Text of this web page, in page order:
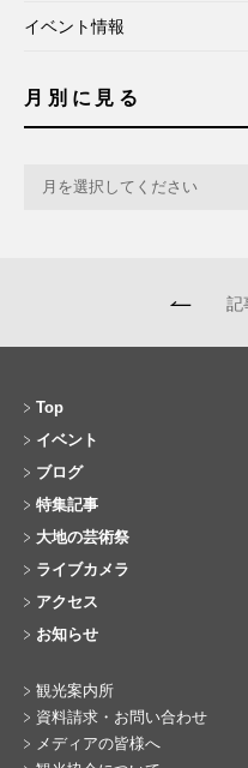
イベント情報
月別に見る
記
Top
イベント
ブログ
特集記事
大地の芸術祭
ライブカメラ
アクセス
お知らせ
観光案内所
資料請求・お問い合わせ
メディアの皆様へ